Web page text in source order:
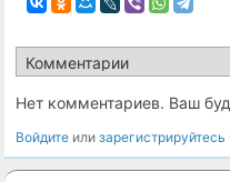
Нет комментариев. Ваш
Войдите илизарегистрируйтесь